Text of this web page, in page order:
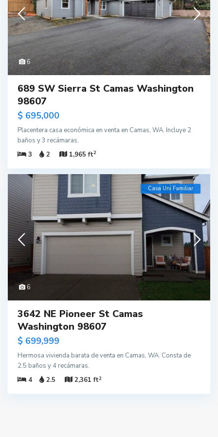
6
689 SW Sierra St Camas Washington
98607
$ 695,000
Placentera casa económica en venta en Camas, WA. Incluye 2
baños y 3 recámaras.
3
2 1,965 ft2
6
Casa Uni Familiar
3642 NE Pioneer St Camas
Washington 98607
$ 699,999
Hermosa vivienda barata de venta en Camas, WA. Consta de
2.5 baños y 4 recámaras.
4
2.5 2,361 ft2